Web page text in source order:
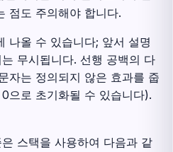
점도 주의해야 합니다.
나올 수 있습니다; 앞서 설명
무시됩니다. 선행 공백의 다
자는 정의되지 않은 효과를 줍
으로 초기화될 수 있습니다).
스택을 사용하여 다음과 같